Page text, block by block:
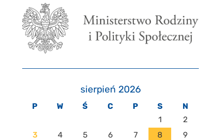
sierpień 2026
P W Ś C P S
N
1
2
3
4 5 6 7 8
9